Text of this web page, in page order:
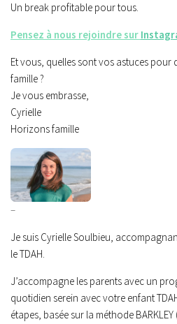
Un break profitable pour tous.
Pensez à nous rejoindre sur
Et vous, quelles sont vos astuces pour
famille ?
Je vous embrasse,
Cyrielle
Horizons famille
–
Je suis Cyrielle Soulbieu,
le TDAH.
J’accompagne les parents avec un
quotidien serein avec votre enfant
étapes, basée sur la méthode